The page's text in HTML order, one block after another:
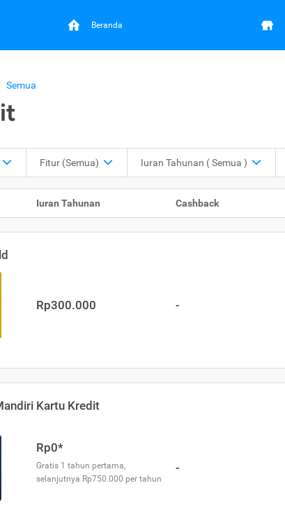
Beranda
Semua
Fitur (Semua) Iuran Tahunan ( Semua )
Iuran Tahunan Cashback
Rp300.000 -
Kartu Kredit
Rp0*
Gratis 1 tahun pertama,
selanjutnya Rp750.000 per tahun
-